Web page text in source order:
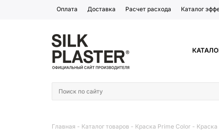
Оплата Доставка Расчет расхода Каталог
Главная - Каталог товаров - Краска Prime Color - Краска